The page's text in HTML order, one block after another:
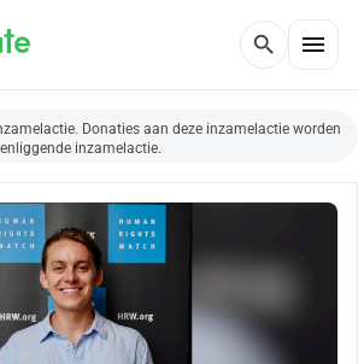
search menu
Donaties aan deze inzamelactie worden
inzamelactie.